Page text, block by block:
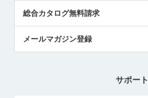
総合カタログ無料請求
メールマガジン登録
サポート